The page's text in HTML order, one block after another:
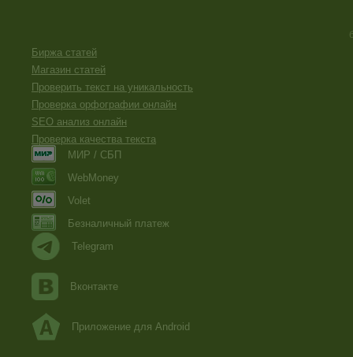
Биржа статей
Магазин статей
Проверить текст на уникальность
Проверка орфографии онлайн
SEO анализ онлайн
Проверка качества текста
МИР / СБП
WebMoney
Volet
Безналичный платеж
Telegram
Вконтакте
Приложение для Android